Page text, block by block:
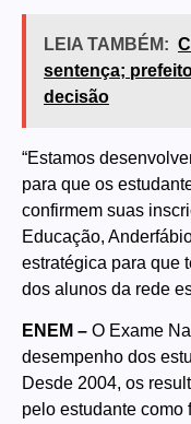
LEIA TAMBÉM:
sentença;
decisão
“Estamos
para que os
confirmem suas
Educação,
estratégica para que
dos alunos da rede
ENEM – O Exame
desempenho dos
Desde 2004, os
pelo estudante como